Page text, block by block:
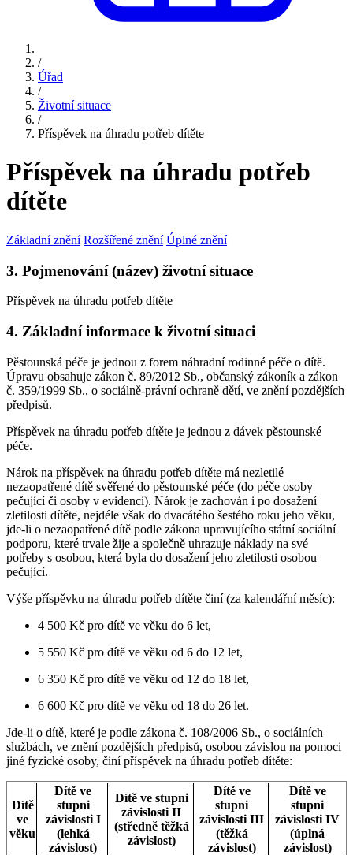
/
Úřad
/
Životní situace
/
Příspěvek na úhradu potřeb dítěte
Příspěvek na úhradu potřeb
dítěte
Základní znění Rozšířené znění Úplné znění
3. Pojmenování (název) životní situace
Příspěvek na úhradu potřeb dítěte
4. Základní informace k životní situaci
Pěstounská péče je jednou z forem náhradní rodinné péče o dítě.
Úpravu obsahuje zákon č. 89/2012 Sb., občanský zákoník a zákon
č. 359/1999 Sb., o sociálně-právní ochraně dětí, ve znění pozdějších
předpisů.
Příspěvek na úhradu potřeb dítěte je jednou z dávek pěstounské
péče.
Nárok na příspěvek na úhradu potřeb dítěte má nezletilé
nezaopatřené dítě svěřené do pěstounské péče (do péče osoby
pečující či osoby v evidenci). Nárok je zachován i po dosažení
zletilosti dítěte, nejdéle však do dvacátého šestého roku jeho věku,
jde-li o nezaopatřené dítě podle zákona upravujícího státní sociální
podporu, které trvale žije a společně uhrazuje náklady na své
potřeby s osobou, která byla do dosažení jeho zletilosti osobou
pečující.
Výše příspěvku na úhradu potřeb dítěte činí (za kalendářní měsíc):
4 500 Kč pro dítě ve věku do 6 let,
5 550 Kč pro dítě ve věku od 6 do 12 let,
6 350 Kč pro dítě ve věku od 12 do 18 let,
6 600 Kč pro dítě ve věku od 18 do 26 let.
Jde-li o dítě, které je podle zákona č. 108/2006 Sb., o sociálních
službách, ve znění pozdějších předpisů, osobou závislou na pomoci
jiné fyzické osoby, činí příspěvek na úhradu potřeb dítěte:
Dítě
ve
věku
Dítě ve
stupni
závislosti I
(lehká
závislost)
Dítě ve stupni
závislosti II
(středně těžká
závislost)
Dítě ve
stupni
závislosti III
(těžká
závislost)
Dítě ve
stupni
závislosti IV
(úplná
závislost)